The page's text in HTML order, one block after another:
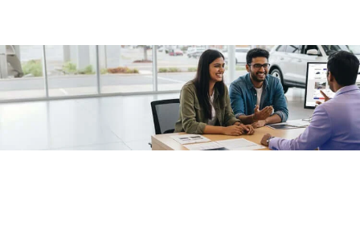
/fragments/plp-details